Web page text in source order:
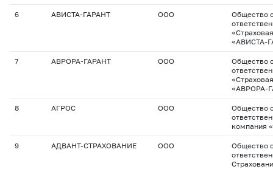
6 АВИСТА-ГАРАНТ ООО
Общество
«АВИСТА-
7 АВРОРА-ГАРАНТ ООО
Общество
«АВРОРА-
8 АГРОС ООО
Общество
компания
9 АДВАНТ-СТРАХОВАНИЕ ООО
Общество